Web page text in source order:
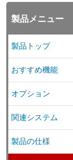
製品メニュー
製品トップ
おすすめ機能
オプション
関連システム
製品の仕様